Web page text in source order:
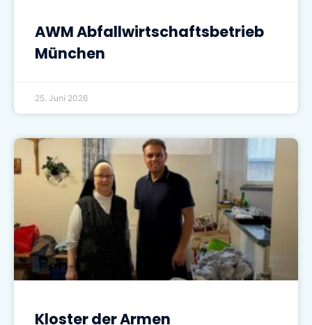
AWM Abfallwirtschaftsbetrieb
München
25. Juni 2026
Kloster der Armen